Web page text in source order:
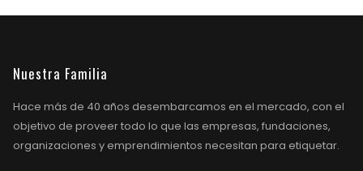
Nuestra Familia
Hace más de 40 años desembarcamos en el mercado, con el
objetivo de proveer todo lo que las empresas, fundaciones,
organizaciones y emprendimientos necesitan para etiquetar.